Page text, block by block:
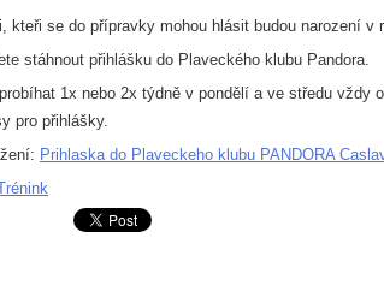
kteři se do přípravky mohou hlásit budou narození v
stáhnout přihlášku do Plaveckého klubu Pandora.
1x nebo 2x týdně v pondělí a ve středu vždy
pro přihlášky.
Prihlaska do Plaveckeho klubu PANDORA